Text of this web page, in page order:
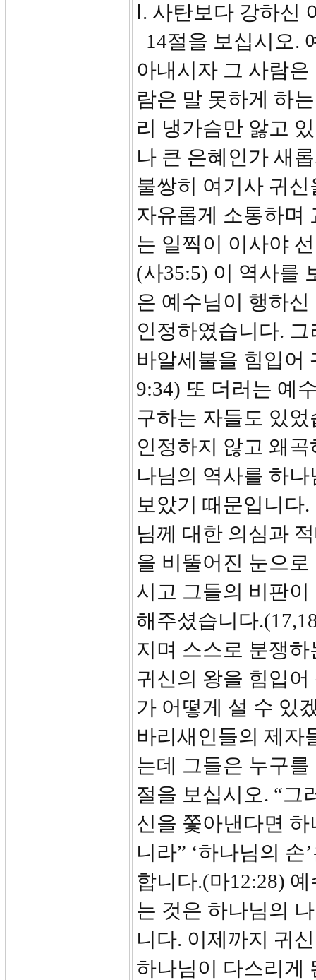
Ⅰ. 사탄보다 강하신
14절을 보십시오.
아내시자 그 사람
람은 말 못하게 하
리 냉가슴만 앓고
나 큰 은혜인가 새
불쌍히 여기사 귀
자유롭게 소통하며
는 일찍이 이사야
(사35:5) 이 역사를
은 예수님이 행하
인정하였습니다.
바알세불을 힘입어
9:34) 또 더러는 예
구하는 자들도 있
인정하지 않고 왜
나님의 역사를 하
보았기 때문입니다
님께 대한 의심과
을 비뚤어진 눈으
시고 그들의 비판
해주셨습니다
지며 스스로 분쟁
귀신의 왕을 힘입
가 어떻게 설 수 있
바리새인들의 제자
는데 그들은 누구
절을 보십시오. “그
신을 쫓아낸다면
니라” ‘하나님의
합니다.(마12:28)
는 것은 하나님의
니다. 이제까지 귀
하나님이 다스리게